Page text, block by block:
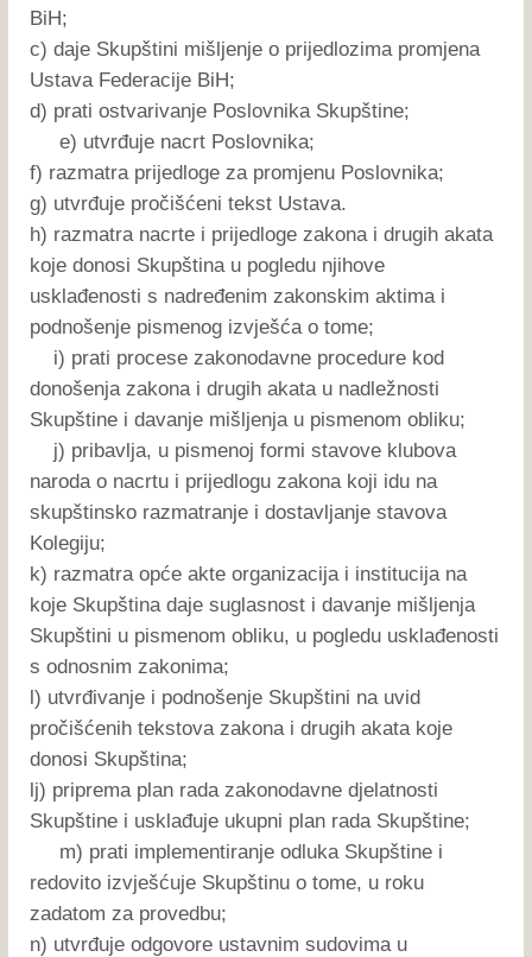
BiH;
c) daje Skupštini mišljenje o prijedlozima promjena
Ustava Federacije BiH;
d) prati ostvarivanje Poslovnika Skupštine;
e) utvrđuje nacrt Poslovnika;
f) razmatra prijedloge za promjenu Poslovnika;
g) utvrđuje pročišćeni tekst Ustava.
h) razmatra nacrte i prijedloge zakona i drugih akata
koje donosi Skupština u pogledu njihove
usklađenosti s nadređenim zakonskim aktima i
podnošenje pismenog izvješća o tome;
i) prati procese zakonodavne procedure kod
donošenja zakona i drugih akata u nadležnosti
Skupštine i davanje mišljenja u pismenom obliku;
j) pribavlja, u pismenoj formi stavove klubova
naroda o nacrtu i prijedlogu zakona koji idu na
skupštinsko razmatranje i dostavljanje stavova
Kolegiju;
k) razmatra opće akte organizacija i institucija na
koje Skupština daje suglasnost i davanje mišljenja
Skupštini u pismenom obliku, u pogledu usklađenosti
s odnosnim zakonima;
l) utvrđivanje i podnošenje Skupštini na uvid
pročišćenih tekstova zakona i drugih akata koje
donosi Skupština;
lj) priprema plan rada zakonodavne djelatnosti
Skupštine i usklađuje ukupni plan rada Skupštine;
m) prati implementiranje odluka Skupštine i
redovito izvješćuje Skupštinu o tome, u roku
zadatom za provedbu;
n) utvrđuje odgovore ustavnim sudovima u